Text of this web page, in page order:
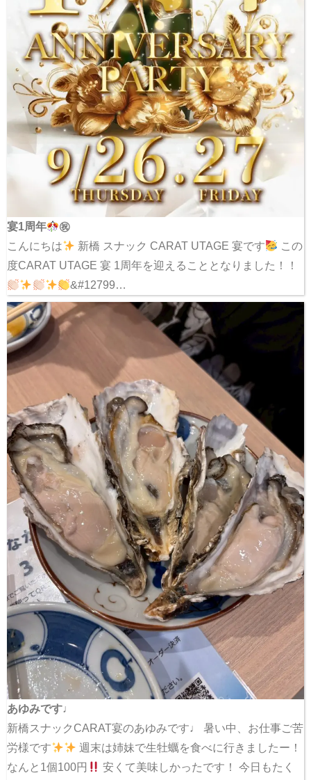
宴1周年
㊗
こんにちは
新橋 スナック CARAT UTAGE 宴です
この
度CARAT UTAGE 宴 1周年を迎えることとなりました！！
&#12799…
あゆみです♩
新橋スナックCARAT宴のあゆみです♩ 暑い中、お仕事ご苦
労様です
週末は姉妹で生牡蠣を食べに行きましたー！
なんと1個100円
安くて美味しかったです！ 今日もたく